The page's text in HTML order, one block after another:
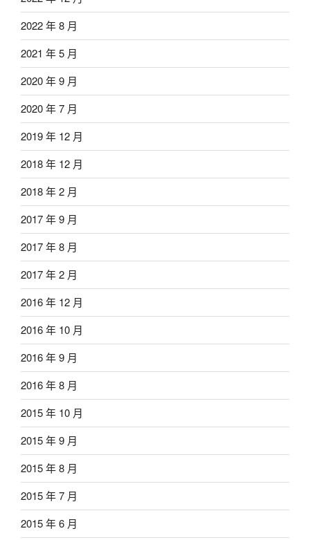
2022 年 8 月
2021 年 5 月
2020 年 9 月
2020 年 7 月
2019 年 12 月
2018 年 12 月
2018 年 2 月
2017 年 9 月
2017 年 8 月
2017 年 2 月
2016 年 12 月
2016 年 10 月
2016 年 9 月
2016 年 8 月
2015 年 10 月
2015 年 9 月
2015 年 8 月
2015 年 7 月
2015 年 6 月